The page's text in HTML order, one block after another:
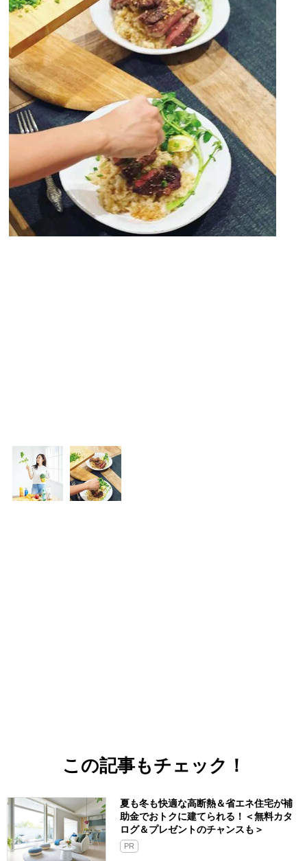
この記事もチェック！
夏も冬も快適な高断熱＆省エネ住宅が補
助金でおトクに建てられる！＜無料カタ
ログ＆プレゼントのチャンスも＞
PR